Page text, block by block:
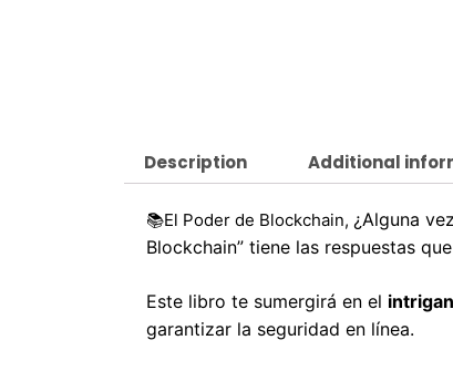
Description Additional
📚El Poder de Blockchain, ¿Alguna
Blockchain” tiene las respuestas
Este libro te sumergirá en el
garantizar la seguridad en línea.